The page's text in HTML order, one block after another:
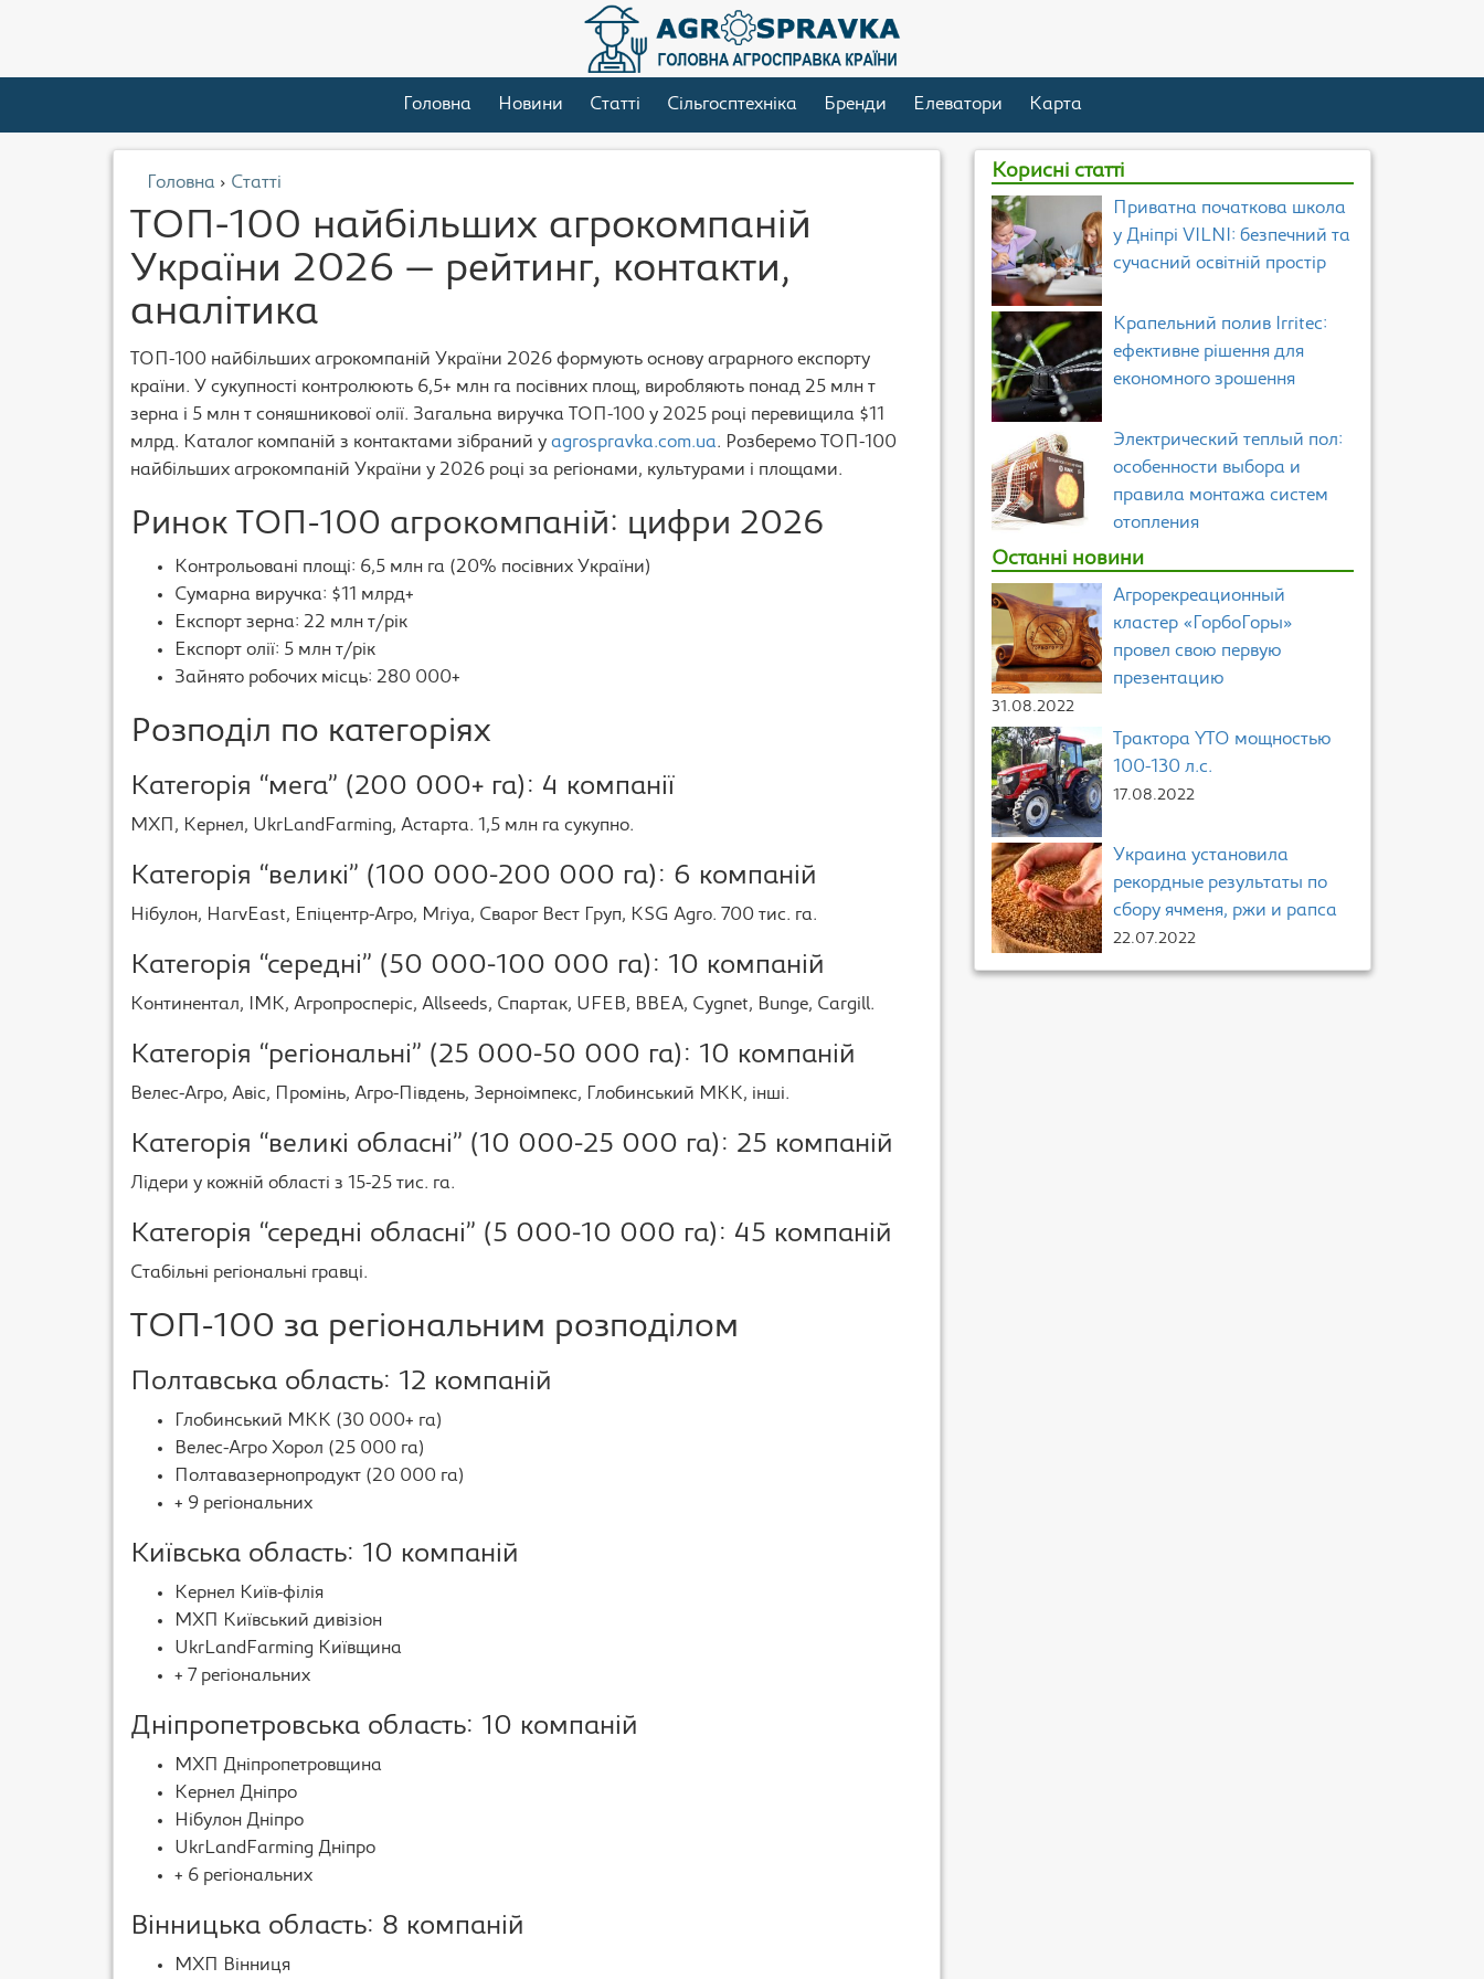
Головна Новини Статті Сільгосптехніка Бренди Елеватори Карта
Головна › Статті
ТОП-100 найбільших агрокомпаній
України 2026 — рейтинг, контакти,
аналітика
ТОП-100 найбільших агрокомпаній України 2026 формують основу аграрного експорту
країни. У сукупності контролюють 6,5+ млн га посівних площ, виробляють понад 25 млн т
зерна і 5 млн т соняшникової олії. Загальна виручка ТОП-100 у 2025 році перевищила $11
млрд. Каталог компаній з контактами зібраний у agrospravka.com.ua. Розберемо ТОП-100
найбільших агрокомпаній України у 2026 році за регіонами, культурами і площами.
Ринок ТОП-100 агрокомпаній: цифри 2026
Контрольовані площі: 6,5 млн га (20% посівних України)
Сумарна виручка: $11 млрд+
Експорт зерна: 22 млн т/рік
Експорт олії: 5 млн т/рік
Зайнято робочих місць: 280 000+
Розподіл по категоріях
Категорія “мега” (200 000+ га): 4 компанії
МХП, Кернел, UkrLandFarming, Астарта. 1,5 млн га сукупно.
Категорія “великі” (100 000-200 000 га): 6 компаній
Нібулон, HarvEast, Епіцентр-Агро, Mriya, Сварог Вест Груп, KSG Agro. 700 тис. га.
Категорія “середні” (50 000-100 000 га): 10 компаній
Континентал, ІМК, Агропросперіс, Allseeds, Спартак, UFEB, ВВЕА, Cygnet, Bunge, Cargill.
Категорія “регіональні” (25 000-50 000 га): 10 компаній
Велес-Агро, Авіс, Промінь, Агро-Південь, Зерноімпекс, Глобинський МКК, інші.
Категорія “великі обласні” (10 000-25 000 га): 25 компаній
Лідери у кожній області з 15-25 тис. га.
Категорія “середні обласні” (5 000-10 000 га): 45 компаній
Стабільні регіональні гравці.
ТОП-100 за регіональним розподілом
Полтавська область: 12 компаній
Глобинський МКК (30 000+ га)
Велес-Агро Хорол (25 000 га)
Полтавазернопродукт (20 000 га)
+ 9 регіональних
Київська область: 10 компаній
Кернел Київ-філія
МХП Київський дивізіон
UkrLandFarming Київщина
+ 7 регіональних
Дніпропетровська область: 10 компаній
МХП Дніпропетровщина
Кернел Дніпро
Нібулон Дніпро
UkrLandFarming Дніпро
+ 6 регіональних
Вінницька область: 8 компаній
МХП Вінниця
Корисні статті
Приватна початкова школа
у Дніпрі VILNI: безпечний та
сучасний освітній простір
Крапельний полив Irritec:
ефективне рішення для
економного зрошення
Электрический теплый пол:
особенности выбора и
правила монтажа систем
отопления
Останні новини
Агрорекреационный
кластер «ГорбоГоры»
провел свою первую
презентацию
31.08.2022
Трактора YTO мощностью
100-130 л.с.
17.08.2022
Украина установила
рекордные результаты по
сбору ячменя, ржи и рапса
22.07.2022